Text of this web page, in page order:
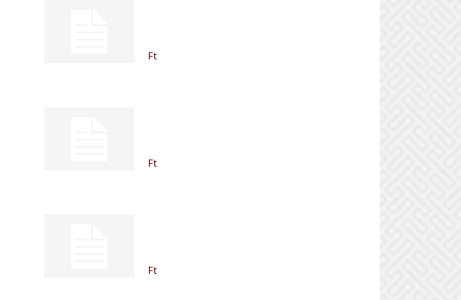
Ft
Ft
Ft